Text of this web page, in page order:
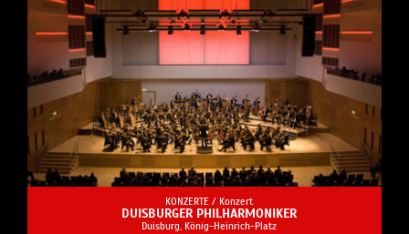
KONZERTE / Konzert
DUISBURGER PHILHARMONIKER
Duisburg, König-Heinrich-Platz